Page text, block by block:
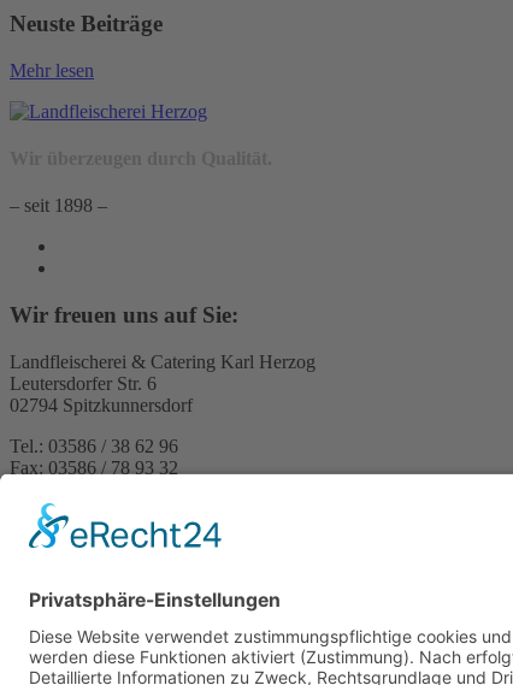
Neuste Beiträge
Mehr lesen
– seit 1898 –
Wir freuen uns auf Sie:
Landfleischerei & Catering Karl Herzog
Leutersdorfer Str. 6
02794 Spitzkunnersdorf
Tel.: 03586 / 38 62 96
Fax: 03586 / 78 93 32
Startseite
Onlineshop
AGB
Vertrag widerrufen
Impressum
Datenschutzerklärung